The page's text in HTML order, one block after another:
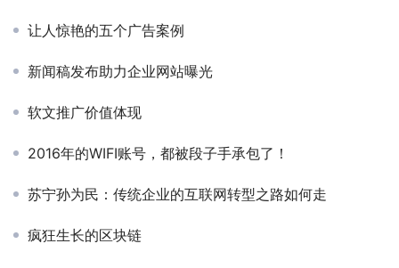
让人惊艳的五个广告案例
新闻稿发布助力企业网站曝光
软文推广价值体现
2016年的WIFI账号，都被段子手承包了！
苏宁孙为民：传统企业的互联网转型之路如何走
疯狂生长的区块链